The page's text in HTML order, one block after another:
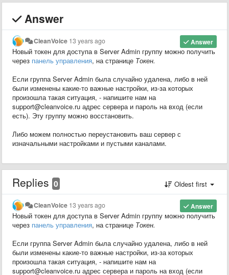
Answer
Answer
CleanVoice 13 years ago
Новый токен для доступа в Server Admin группу можно получить
через панель управления, на странице Токен.
Если группа Server Admin была случайно удалена, либо в ней
были изменены какие-то важные настройки, из-за которых
произошла такая ситуация, - напишите нам на
support@cleanvoice.ru адрес сервера и пароль на вход (если
есть). Эту группу можно восстановить.
Либо можем полностью переустановить ваш сервер с
изначальными настройками и пустыми каналами.
Replies 0 Oldest first
Answer
CleanVoice 13 years ago
Новый токен для доступа в Server Admin группу можно получить
через панель управления, на странице Токен.
Если группа Server Admin была случайно удалена, либо в ней
были изменены какие-то важные настройки, из-за которых
произошла такая ситуация, - напишите нам на
support@cleanvoice.ru адрес сервера и пароль на вход (если